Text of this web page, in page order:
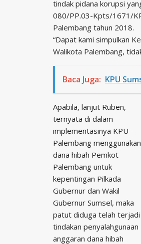
tindak pidana korupsi
080/PP.03-Kpts/1671/
Palembang tahun 2018.
“Dapat kami simpulkan
Walikota Palembang,
Baca Juga: KPU
Apabila, lanjut Ruben,
ternyata di dalam
implementasinya KPU
Palembang menggunakan
dana hibah Pemkot
Palembang untuk
kepentingan Pilkada
Gubernur dan Wakil
Gubernur Sumsel, maka
patut diduga telah terjadi
tindakan penyalahgunaan
anggaran dana hibah